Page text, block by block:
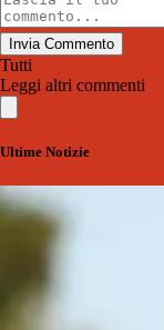
Invia Commento
Tutti
Leggi altri commenti
Ultime Notizie